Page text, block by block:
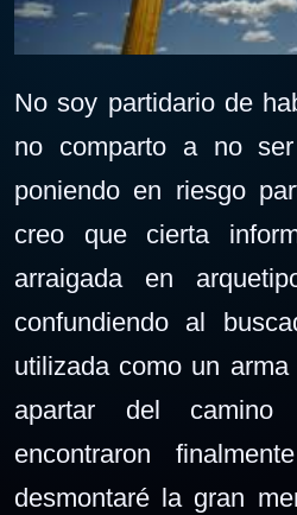
No soy partidario de
no comparto a no
poniendo en riesgo
creo que cierta
arraigada en
confundiendo al
utilizada como un
apartar del
encontraron
desmontaré la gran